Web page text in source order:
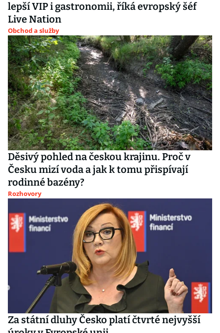
lepší VIP i gastronomii, říká evropský šéf
Live Nation
Obchod a služby
Děsivý pohled na českou krajinu. Proč v
Česku mizí voda a jak k tomu přispívají
rodinné bazény?
Rozhovory
Za státní dluhy Česko platí čtvrté nejvyšší